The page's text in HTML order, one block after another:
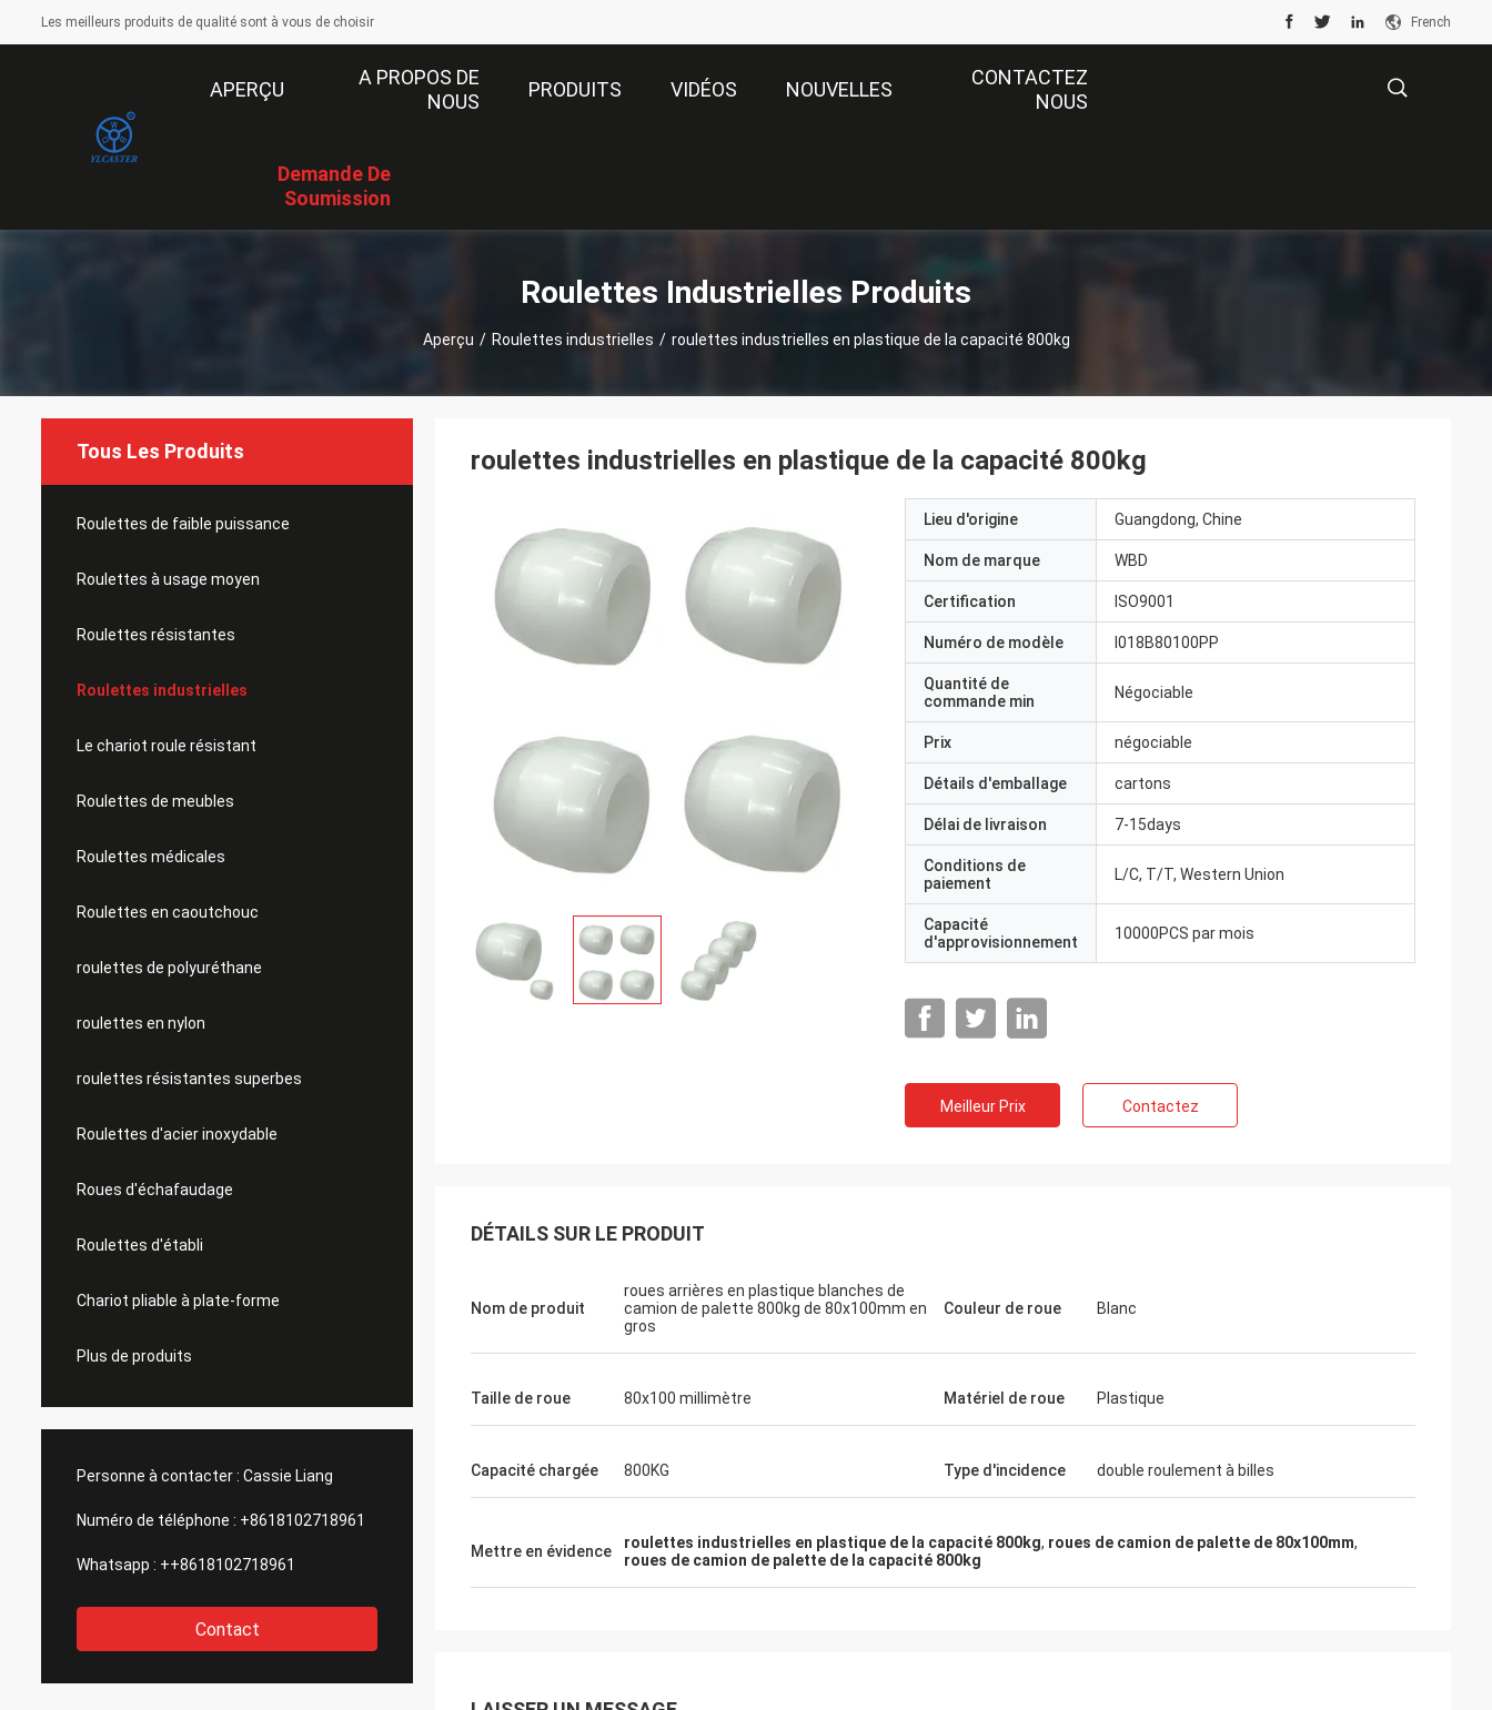
Les meilleurs produits de qualité sont à vous de choisir French
APERÇU
A PROPOS DE
NOUS
PRODUITS VIDÉOS NOUVELLES
CONTACTEZ
NOUS
Demande De
Soumission
Roulettes Industrielles Produits
Aperçu / Roulettes industrielles / roulettes industrielles en plastique de la capacité 800kg
Tous Les Produits
Roulettes de faible puissance
Roulettes à usage moyen
Roulettes résistantes
Roulettes industrielles
Le chariot roule résistant
Roulettes de meubles
Roulettes médicales
Roulettes en caoutchouc
roulettes de polyuréthane
roulettes en nylon
roulettes résistantes superbes
Roulettes d'acier inoxydable
Roues d'échafaudage
Roulettes d'établi
Chariot pliable à plate-forme
Plus de produits
Personne à contacter : Cassie Liang
Numéro de téléphone : +8618102718961
Whatsapp : ++8618102718961
Contact
roulettes industrielles en plastique de la capacité 800kg
Lieu d'origine Guangdong, Chine
Nom de marque WBD
Certification ISO9001
Numéro de modèle I018B80100PP
Quantité de
commande min
Négociable
Prix négociable
Détails d'emballage cartons
Délai de livraison 7-15days
Conditions de
paiement
L/C, T/T, Western Union
Capacité
d'approvisionnement
10000PCS par mois
Meilleur Prix Contactez
DÉTAILS SUR LE PRODUIT
Nom de produit
roues arrières en plastique blanches de
camion de palette 800kg de 80x100mm en
gros
Couleur de roue Blanc
Taille de roue 80x100 millimètre Matériel de roue Plastique
Capacité chargée 800KG Type d'incidence double roulement à billes
Mettre en évidence roulettes industrielles en plastique de la capacité 800kg, roues de camion de palette de 80x100mm,
roues de camion de palette de la capacité 800kg